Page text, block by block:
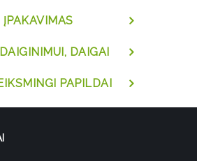
ĮPAKAVIMAS
DAIGAI
PAPILDAI